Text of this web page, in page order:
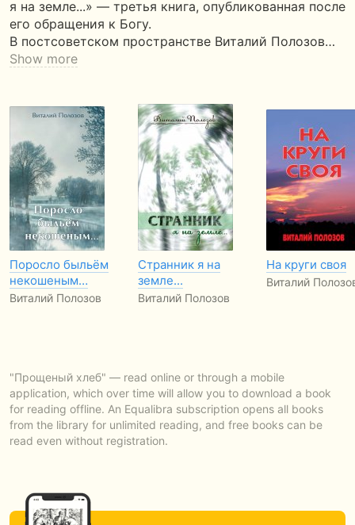
я на земле...» — третья книга, опубликованная после
его обращения к Богу.
В постсоветском пространстве Виталий Полозов…
Show more
Поросло быльём
некошеным…
Виталий Полозов
Странник я на
земле...
Виталий Полозов
На круги своя
Виталий
"Прощеный хлеб" — read online or through a mobile
application, which over time will allow you to download a book
for reading offline. An Equalibra subscription opens all books
from the library for unlimited reading, and free books can be
read even without registration.